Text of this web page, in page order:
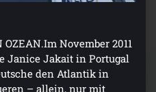
OZEAN.Im November 2011
Janice Jakait in Portugal
den Atlantik in
– allein, nur mit